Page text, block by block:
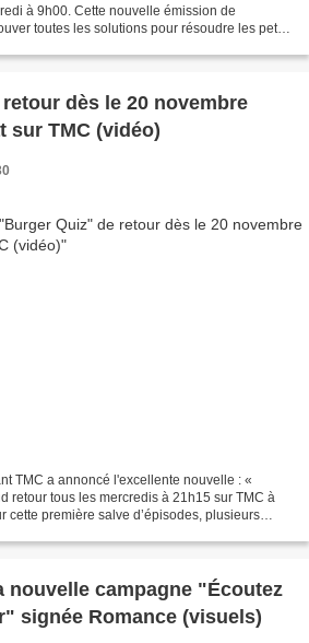
à 9h00. Cette nouvelle émission de
toutes les solutions pour résoudre les petits
dès le 20 novembre
sur TMC (vidéo)
TMC a annoncé l'excellente nouvelle : «
retour tous les mercredis à 21h15 sur TMC à
cette première salve d’épisodes, plusieurs
nouvelle campagne "Écoutez
signée Romance (visuels)